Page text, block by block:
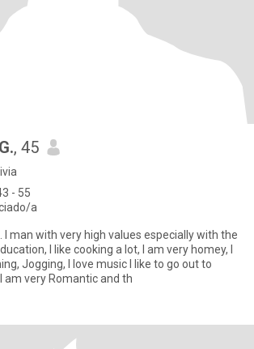
, 45
- 55
a
I man with very high values ​​especially with the
I like cooking a lot, I am very homey, I
Jogging, I love music I like to go out to
am very Romantic and th